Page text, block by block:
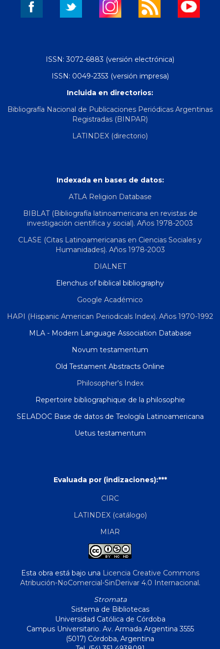
ISSN: 3072-6883 (versión electrónica)
ISSN: 0049-2353 (versión impresa)
Incluida en directorios:
Bibliografía Nacional de Publicaciones Periódicas Argentinas
Registradas (BINPAR)
LATINDEX (directorio)
Indexada en bases de datos:
ATLA Religion Database
BIBLAT (Bibliografía latinoamericana en revistas de
investigación científica y social). Años 1978-2003
CLASE (Citas Latinoamericanas en Ciencias Sociales y
Humanidades). Años 1978-2003
DIALNET
Elenchus of biblical bibliography
Google Académico
HAPI (Hispanic American Periodicals Index). Años 1970-1992
MLA - Modern Language Association Database
Novum testamentum
Old Testament Abstracts Online
Philosopher's Index
Repertoire bibliographique de la philosophie
SELADOC Base de datos de Teología Latinoamericana
Uetus testamentum
Evaluada por (indizaciones):***
CIRC
LATINDEX (catálogo)
MIAR
Esta obra está bajo una Licencia Creative Commons
Atribución-NoComercial-SinDerivar 4.0 Internacional.
Stromata
Sistema de Bibliotecas
Universidad Católica de Córdoba
Campus Universitario. Av. Armada Argentina 3555
(5017) Córdoba, Argentina